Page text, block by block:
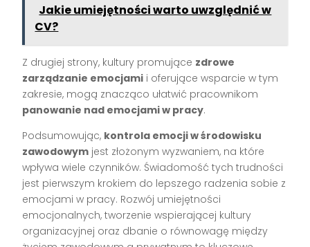
Jakie umiejętności warto uwzględnić w
CV?
Z drugiej strony, kultury promujące zdrowe
zarządzanie emocjami i oferujące wsparcie w tym
zakresie, mogą znacząco ułatwić pracownikom
panowanie nad emocjami w pracy.
Podsumowując, kontrola emocji w środowisku
zawodowym jest złożonym wyzwaniem, na które
wpływa wiele czynników. Świadomość tych trudności
jest pierwszym krokiem do lepszego radzenia sobie z
emocjami w pracy. Rozwój umiejętności
emocjonalnych, tworzenie wspierającej kultury
organizacyjnej oraz dbanie o równowagę między